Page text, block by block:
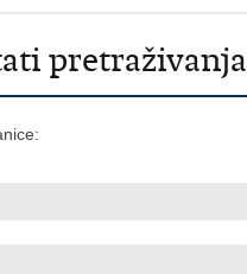
pretraživanja